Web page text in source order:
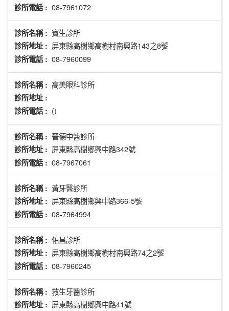
診所電話 : 08-7961072
診所名稱 : 寶生診所
診所地址 : 屏東縣高樹鄉高樹村南興路143之8號
診所電話 : 08-7960099
診所名稱 : 高美眼科診所
診所地址 :
診所電話 : ()
診所名稱 : 晉德中醫診所
診所地址 : 屏東縣高樹鄉興中路342號
診所電話 : 08-7967061
診所名稱 : 黃牙醫診所
診所地址 : 屏東縣高樹鄉興中路366-5號
診所電話 : 08-7964994
診所名稱 : 佑昌診所
診所地址 : 屏東縣高樹鄉高樹村南興路74之2號
診所電話 : 08-7960245
診所名稱 : 救生牙醫診所
診所地址 : 屏東縣高樹鄉興中路41號